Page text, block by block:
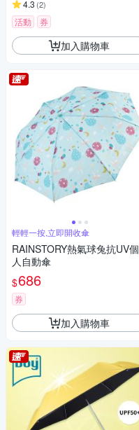
4.3 (2)
活動 券
加入購物車
輕輕一按,立即開收傘
RAINSTORY熱氣球兔抗UV個
人自動傘
$686
券
加入購物車